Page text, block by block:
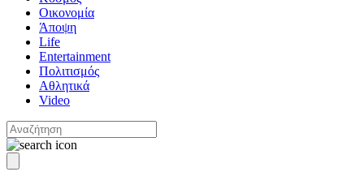
Οικονομία
Άποψη
Life
Entertainment
Πολιτισμός
Αθλητικά
Video